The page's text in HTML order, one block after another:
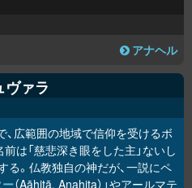
アナヘル
ヴァラ
広範囲の地域で信仰を受けるボ
前は「慈悲深き眼をした主」ないし
る。仏教独自の神だが、一説にペ
（Aāhitā, Anahita）」やアールマテ